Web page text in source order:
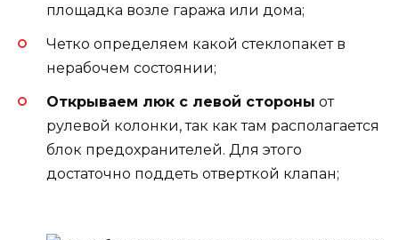
площадка возле гаража или дома;
Четко определяем какой стеклопакет в
нерабочем состоянии;
Открываем люк с левой стороны от
рулевой колонки, так как там располагается
блок предохранителей. Для этого
достаточно поддеть отверткой клапан;